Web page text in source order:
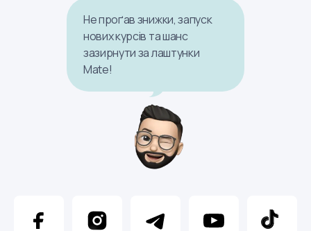
Не проґав знижки, запуск
нових курсів та шанс
зазирнути за лаштунки
Mate!